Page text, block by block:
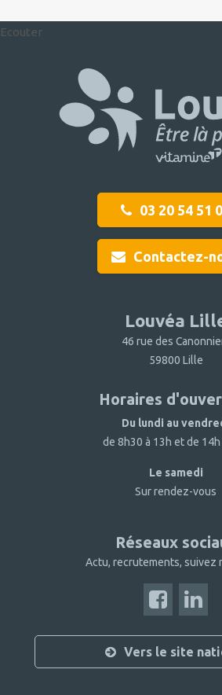
Ecouter
03 20 54 51
Contactez-
Louvéa
46 rue des
59800 Lille
Horaires
Du lundi au
de 8h30 à 13h et de 14h
Le samedi
Sur rendez-vous
Réseaux
Actu, recrutements, suivez
Vers le site